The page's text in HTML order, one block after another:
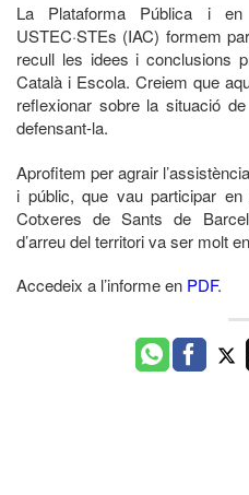
La Plataforma Pública i
USTEC·STEs (IAC) formem
recull les idees i conclusions
Català i Escola. Creiem que
reflexionar sobre la situació
defensant-la.
Aprofitem per agrair
i públic, que vau participar
Cotxeres de Sants de
d’arreu del territori va ser molt
Accedeix a l’informe en PDF.